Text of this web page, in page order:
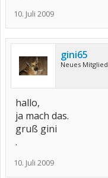
10. Juli 2009
gini65
Neues Mitglied
hallo,
ja mach das.
gruß gini
.
10. Juli 2009